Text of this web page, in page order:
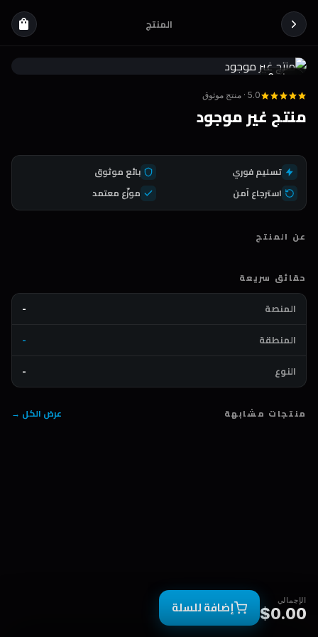
المنتج shopping_bag
Coda
5.0 · منتج موثوق
منتج غير موجود
تسليم فوري
بائع موثوق
استرجاع آمن
موزّع معتمد
عن المنتج
حقائق سريعة
المنصة
-
المنطقة
-
النوع
-
منتجات مشابهة عرض الكل →
الإجمالي
$0.00 إضافة للسلة